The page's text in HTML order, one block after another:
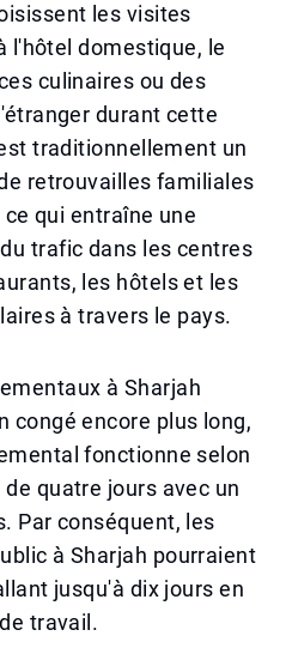
les visites
l'hôtel domestique, le
culinaires ou des
durant cette
traditionnellement un
retrouvailles familiales
qui entraîne une
trafic dans les centres
les hôtels et les
à travers le pays.
à Sharjah
congé encore plus long,
fonctionne selon
quatre jours avec un
Par conséquent, les
à Sharjah pourraient
jusqu'à dix jours en
travail.